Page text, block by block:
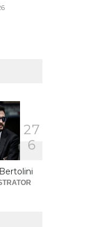
state
27
6